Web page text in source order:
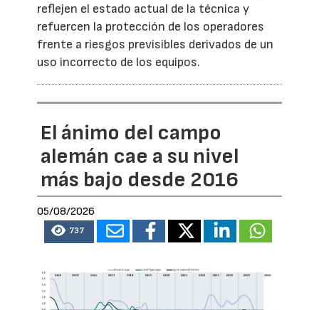
reflejen el estado actual de la técnica y
refuercen la protección de los operadores
frente a riesgos previsibles derivados de un
uso incorrecto de los equipos.
El ánimo del campo
alemán cae a su nivel
más bajo desde 2016
05/08/2026
737